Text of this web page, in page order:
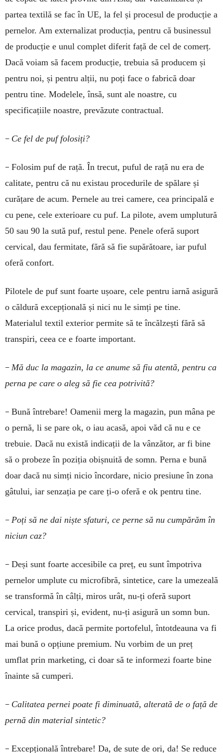
partea textilă se fac în UE, la fel și procesul de producție a
pernelor. Am externalizat producția, pentru că businessul
de producție e unul complet diferit față de cel de comerț.
Dacă voiam să facem producție, trebuia să producem și
pentru noi, și pentru alții, nu poți face o fabrică doar
pentru tine. Modelele, însă, sunt ale noastre, cu
specificațiile noastre, prevăzute contractual.
– Ce fel de puf folosiți?
– Folosim puf de rață. În trecut, puful de rață nu era de
calitate, pentru că nu existau procedurile de spălare și
curățare de acum. Pernele au trei camere, cea principală e
cu pene, cele exterioare cu puf. La pilote, avem umplutură
50 sau 90 la sută puf, restul pene. Penele oferă suport
cervical, dau fermitate, fără să fie supărătoare, iar puful
oferă confort.
Pilotele de puf sunt foarte ușoare, cele pentru iarnă asigură
o căldură excepțională și nici nu le simți pe tine.
Materialul textil exterior permite să te încălzești fără să
transpiri, ceea ce e foarte important.
– Mă duc la magazin, la ce anume să fiu atentă, pentru ca
perna pe care o aleg să fie cea potrivită?
– Bună întrebare! Oamenii merg la magazin, pun mâna pe
o pernă, li se pare ok, o iau acasă, apoi văd că nu e ce
trebuie. Dacă nu există indicații de la vânzător, ar fi bine
să o probeze în poziția obișnuită de somn. Perna e bună
doar dacă nu simți nicio încordare, nicio presiune în zona
gâtului, iar senzația pe care ți-o oferă e ok pentru tine.
– Poți să ne dai niște sfaturi, ce perne să nu cumpărăm în
niciun caz?
– Deși sunt foarte accesibile ca preț, eu sunt împotriva
pernelor umplute cu microfibră, sintetice, care la umezeală
se transformă în câlți, miros urât, nu-ți oferă suport
cervical, transpiri și, evident, nu-ți asigură un somn bun.
La orice produs, dacă permite portofelul, întotdeauna va fi
mai bună o opțiune premium. Nu vorbim de un preț
umflat prin marketing, ci doar să te informezi foarte bine
înainte să cumperi.
– Calitatea pernei poate fi diminuată, alterată de o față de
pernă din material sintetic?
– Excepțională întrebare! Da, de sute de ori, da! Se reduce